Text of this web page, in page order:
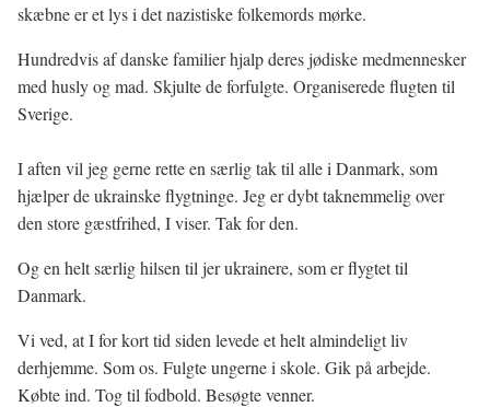
skæbne er et lys i det nazistiske folkemords mørke.
Hundredvis af danske familier hjalp deres jødiske medmennesker
med husly og mad. Skjulte de forfulgte. Organiserede flugten til
Sverige.
I aften vil jeg gerne rette en særlig tak til alle i Danmark, som
hjælper de ukrainske flygtninge. Jeg er dybt taknemmelig over
den store gæstfrihed, I viser. Tak for den.
Og en helt særlig hilsen til jer ukrainere, som er flygtet til
Danmark.
Vi ved, at I for kort tid siden levede et helt almindeligt liv
derhjemme. Som os. Fulgte ungerne i skole. Gik på arbejde.
Købte ind. Tog til fodbold. Besøgte venner.